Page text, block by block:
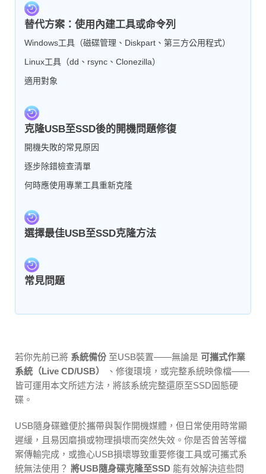
替代方案：使用內建工具或命令列
Windows工具（磁碟管理、Diskpart、第三方公用程式）
Linux工具（dd、rsync、Clonezilla）
適用對象
克隆USB至SSD後的開機問題修復
開機失敗的常見原因
逐步除錯檢查清單
何時應使用專業工具重新克隆
選擇最佳USB至SSD克隆方法
常見問題
若你先前已將 系統備份 至USB裝置——無論是 可攜式作業
系統（Live CD/USB）
、修復環境，或完整系統映像檔——
皆可運用本文所述方法，將該系統完整還原至SSD固態硬
碟。
USB隨身碟雖便於攜帶與製作開機媒體，但日常使用時常顯
遲緩，且易因磨損或物理損壞而突然失效。你是否曾苦等檔
案傳輸完成，或擔心USB損壞導致重要修復工具或可攜式系
統無法使用？ 將USB隨身碟克隆至SSD 能有效解決這些問